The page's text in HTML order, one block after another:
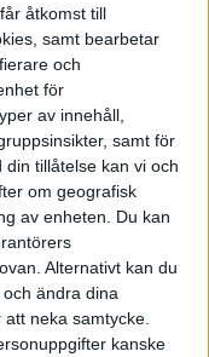
åtkomst till
samt bearbetar
och
för
av innehåll,
samt för
din tillåtelse kan vi och
om geografisk
av enheten. Du kan
Alternativt kan du
ändra dina
neka samtycke.
kanske
om hur vår
för att
i form av att vi
hjärnans
tror vi
på gott och ont.
men vad